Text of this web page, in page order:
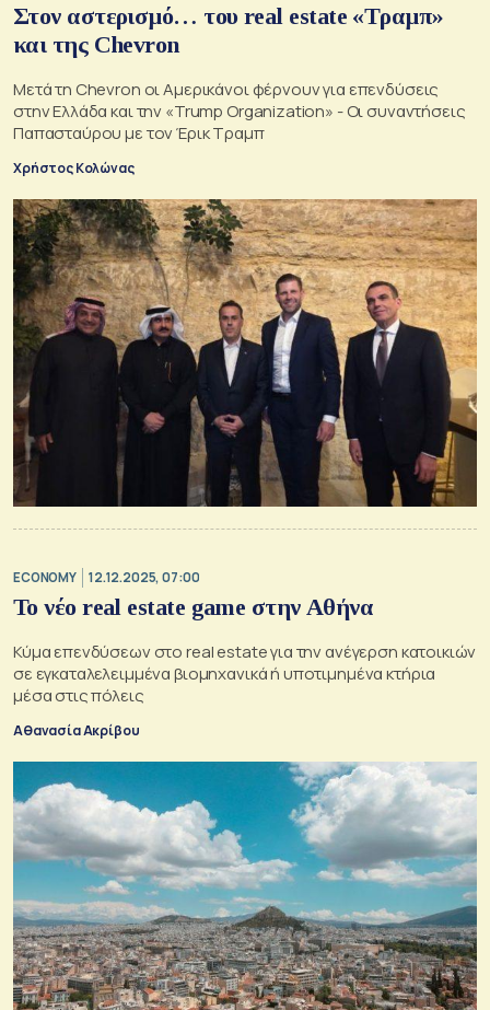
Στον αστερισμό… του real estate «Τραμπ»
και της Chevron
Μετά τη Chevron οι Αμερικάνοι φέρνουν για επενδύσεις
στην Ελλάδα και την «Trump Organization» - Οι συναντήσεις
Παπασταύρου με τον Έρικ Τραμπ
Χρήστος Κολώνας
ECONOMY 12.12.2025, 07:00
Το νέο real estate game στην Αθήνα
Κύμα επενδύσεων στο real estate για την ανέγερση κατοικιών
σε εγκαταλελειμμένα βιομηχανικά ή υποτιμημένα κτήρια
μέσα στις πόλεις
Αθανασία Ακρίβου